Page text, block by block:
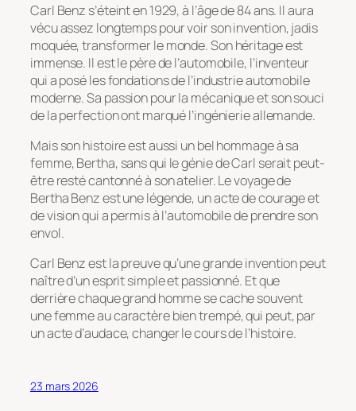
Carl Benz s’éteint en 1929, à l’âge de 84 ans. Il aura
vécu assez longtemps pour voir son invention, jadis
moquée, transformer le monde. Son héritage est
immense. Il est le père de l’automobile, l’inventeur
qui a posé les fondations de l’industrie automobile
moderne. Sa passion pour la mécanique et son souci
de la perfection ont marqué l’ingénierie allemande.
Mais son histoire est aussi un bel hommage à sa
femme, Bertha, sans qui le génie de Carl serait peut-
être resté cantonné à son atelier. Le voyage de
Bertha Benz est une légende, un acte de courage et
de vision qui a permis à l’automobile de prendre son
envol.
Carl Benz est la preuve qu’une grande invention peut
naître d’un esprit simple et passionné. Et que
derrière chaque grand homme se cache souvent
une femme au caractère bien trempé, qui peut, par
un acte d’audace, changer le cours de l’histoire.
23 mars 2026